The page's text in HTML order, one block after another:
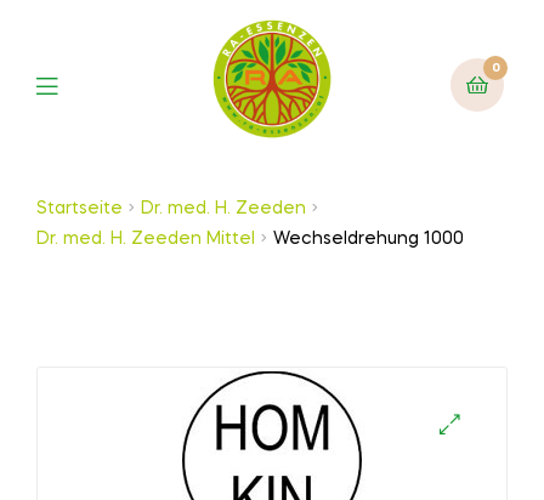
0
Startseite
Dr. med. H. Zeeden
Dr. med. H. Zeeden Mittel
Wechseldrehung 1000